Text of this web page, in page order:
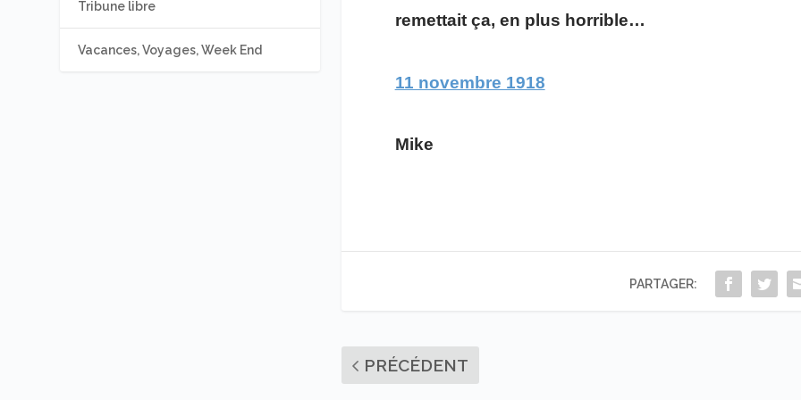
remettait ça, en plus horrible…
11 novembre 1918
Mike
PARTAGER:
PRÉCÉDENT
Tribune libre
Vacances, Voyages, Week End